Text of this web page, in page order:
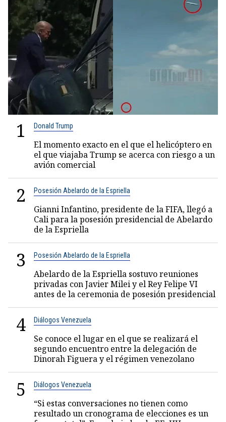
1 Donald Trump
El momento exacto en el que el helicóptero en
el que viajaba Trump se acerca con riesgo a un
avión comercial
2 Posesión Abelardo de la Espriella
Gianni Infantino, presidente de la FIFA, llegó a
Cali para la posesión presidencial de Abelardo
de la Espriella
3 Posesión Abelardo de la Espriella
Abelardo de la Espriella sostuvo reuniones
privadas con Javier Milei y el Rey Felipe VI
antes de la ceremonia de posesión presidencial
4 Diálogos Venezuela
Se conoce el lugar en el que se realizará el
segundo encuentro entre la delegación de
Dinorah Figuera y el régimen venezolano
5 Diálogos Venezuela
“Si estas conversaciones no tienen como
resultado un cronograma de elecciones es un